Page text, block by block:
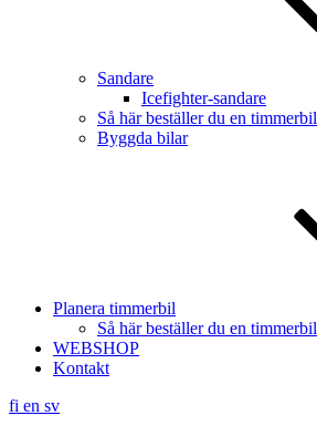
Sandare
Icefighter-sandare
Så här beställer du en timmerbil
Byggda bilar
Planera timmerbil
Så här beställer du en timmerbil
WEBSHOP
Kontakt
fi en sv